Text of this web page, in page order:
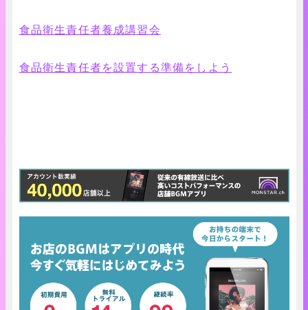
食品衛生責任者養成講習会
食品衛生責任者を設置する準備をしよう